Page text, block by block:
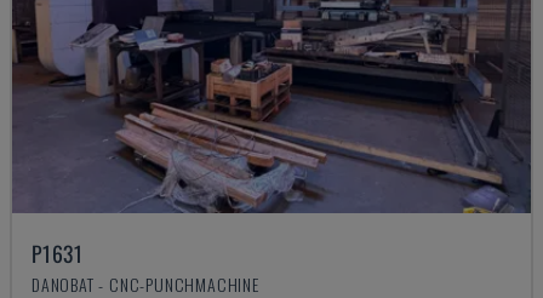
P1631
DANOBAT - CNC-PUNCHMACHINE